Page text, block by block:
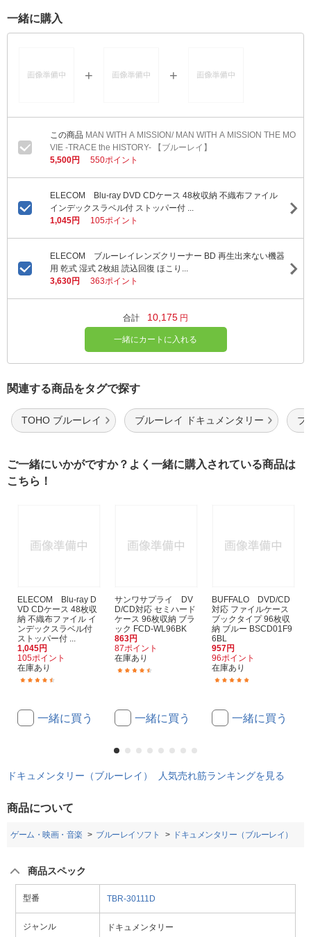
一緒に購入
MAN WITH A MISSION/ MAN WITH A MISSION THE MO
VIE -TRACE the HISTORY- 【ブルーレイ】
5,500円
550ポイント
ELECOM Blu-ray DVD CDケース 48枚収納 不織布ファイル
インデックスラベル付 ストッパー付 ...
1,045円
105ポイント
ELECOM ブルーレイレンズクリーナー BD 再生出来ない機器
用 乾式 湿式 2枚組 読込回復 ほこり...
3,630円
363ポイント
合計 10,175 円
一緒にカートに入れる
関連する商品をタグで探す
TOHO ブルーレイ ブルーレイ ドキュメンタリー ブ
ご一緒にいかがですか？よく一緒に購入されている商品は
こちら！
ELECOM Blu-ray D
VD CDケース 48枚収
納 不織布ファイル イ
ンデックスラベル付
ストッパー付 ...
1,045円
105ポイント
在庫あり
一緒に買う
サンワサプライ DV
D/CD対応 セミハード
ケース 96枚収納 ブラ
ック FCD-WL96BK
863円
87ポイント
在庫あり
一緒に買う
BUFFALO DVD/CD
対応 ファイルケース
ブックタイプ 96枚収
納 ブルー BSCD01F9
6BL
957円
96ポイント
在庫あり
一緒に買う
ドキュメンタリー（ブルーレイ） 人気売れ筋ランキングを見る
商品について
ゲーム・映画・音楽 ブルーレイソフト ドキュメンタリー（ブルーレイ）
商品スペック
型番 TBR-30111D
ジャンル ドキュメンタリー